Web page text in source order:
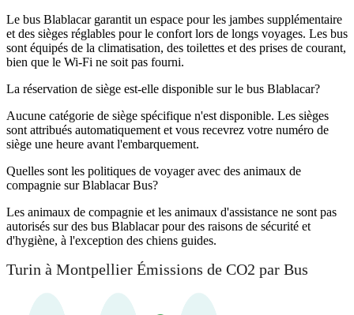
Le bus Blablacar garantit un espace pour les jambes supplémentaire
et des sièges réglables pour le confort lors de longs voyages. Les bus
sont équipés de la climatisation, des toilettes et des prises de courant,
bien que le Wi-Fi ne soit pas fourni.
La réservation de siège est-elle disponible sur le bus Blablacar?
Aucune catégorie de siège spécifique n'est disponible. Les sièges
sont attribués automatiquement et vous recevrez votre numéro de
siège une heure avant l'embarquement.
Quelles sont les politiques de voyager avec des animaux de
compagnie sur Blablacar Bus?
Les animaux de compagnie et les animaux d'assistance ne sont pas
autorisés sur des bus Blablacar pour des raisons de sécurité et
d'hygiène, à l'exception des chiens guides.
Turin à Montpellier Émissions de CO2 par Bus